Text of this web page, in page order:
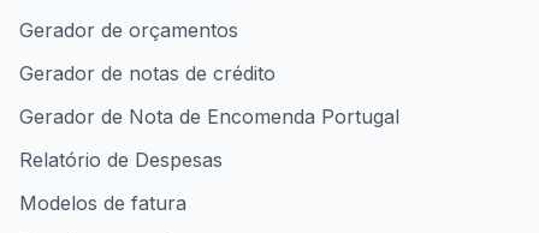
Gerador de orçamentos
Gerador de notas de crédito
Gerador de Nota de Encomenda Portugal
Relatório de Despesas
Modelos de fatura